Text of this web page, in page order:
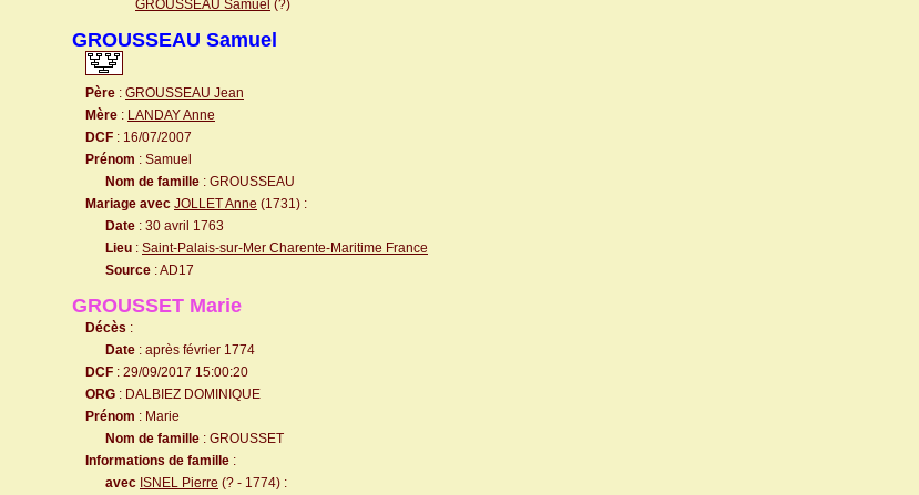
GROUSSEAU Samuel (?)
GROUSSEAU Samuel
Père : GROUSSEAU Jean
Mère : LANDAY Anne
DCF : 16/07/2007
Prénom : Samuel
Nom de famille : GROUSSEAU
Mariage avec JOLLET Anne (1731) :
Date : 30 avril 1763
Lieu : Saint-Palais-sur-Mer Charente-Maritime France
Source : AD17
GROUSSET Marie
Décès :
Date : après février 1774
DCF : 29/09/2017 15:00:20
ORG : DALBIEZ DOMINIQUE
Prénom : Marie
Nom de famille : GROUSSET
Informations de famille :
avec ISNEL Pierre (? - 1774) :